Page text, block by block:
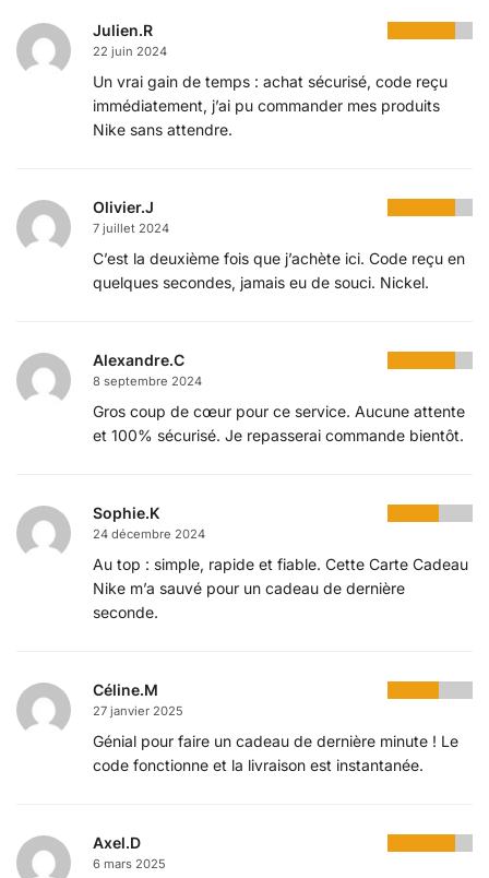
Julien.R
22 juin 2024
Un vrai gain de temps : achat sécurisé, code reçu
immédiatement, j’ai pu commander mes produits
Nike sans attendre.
Olivier.J
7 juillet 2024
C’est la deuxième fois que j’achète ici. Code reçu en
quelques secondes, jamais eu de souci. Nickel.
Alexandre.C
8 septembre 2024
Gros coup de cœur pour ce service. Aucune attente
et 100% sécurisé. Je repasserai commande bientôt.
Sophie.K
24 décembre 2024
Au top : simple, rapide et fiable. Cette Carte Cadeau
Nike m’a sauvé pour un cadeau de dernière
seconde.
Céline.M
27 janvier 2025
Génial pour faire un cadeau de dernière minute ! Le
code fonctionne et la livraison est instantanée.
Axel.D
6 mars 2025